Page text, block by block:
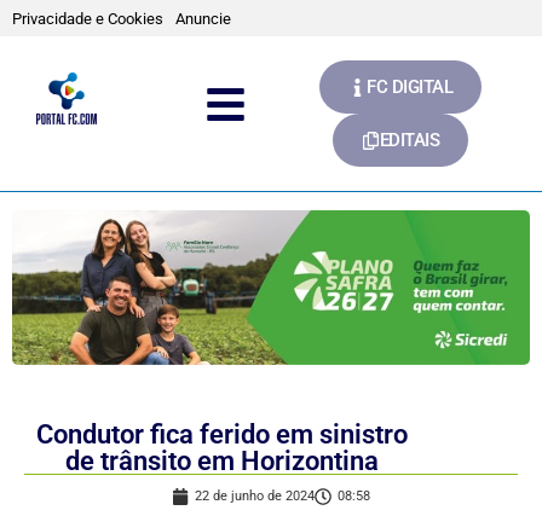
Privacidade e Cookies Anuncie
FC DIGITAL
EDITAIS
Condutor fica ferido em sinistro
de trânsito em Horizontina
22 de junho de 2024 08:58